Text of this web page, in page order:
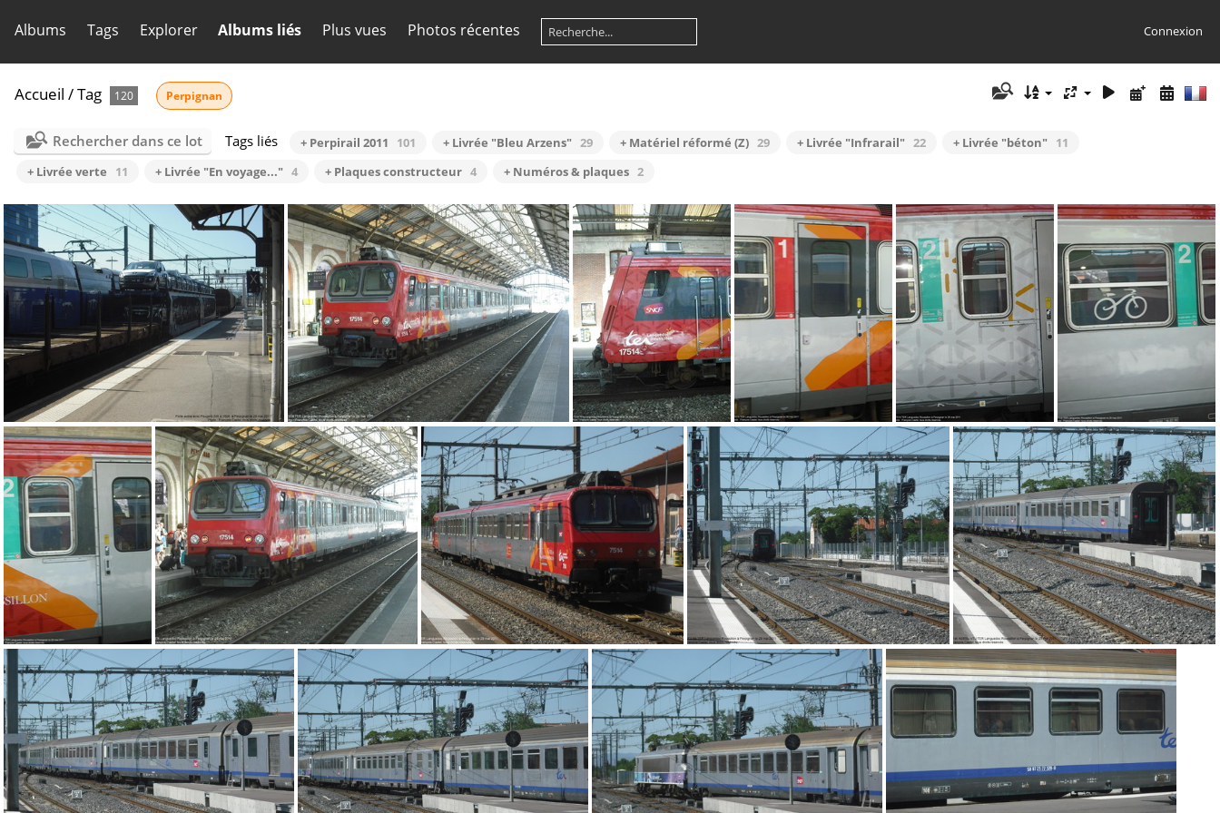
Albums Tags Explorer Albums liés Plus vues Photos récentes Connexion
Accueil /Tag 120 Perpignan
Rechercher dans ce lot Tags liés + Perpirail 2011 101 + Livrée "Bleu Arzens" 29 + Matériel réformé (Z) 29 + Livrée "Infrarail" 22 + Livrée "béton" 11
+ Livrée verte
11 + Livrée "En voyage..." 4 + Plaques constructeur 4 + Numéros & plaques 2
DSCF7586 DSCF7583 DSCF7582 DSCF7581 DSCF7579 DSCF7578
DSCF7577 DSCF7576 DSCF7575 DSCF7573 DSCF7572